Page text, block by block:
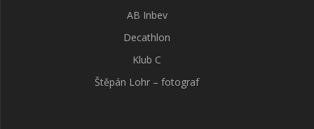
AB Inbev
Decathlon
Klub C
Štěpán Lohr – fotograf